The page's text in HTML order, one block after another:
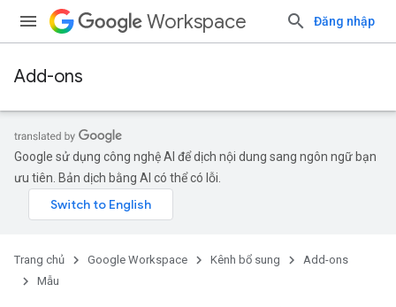
Workspace Đăng nhập
Add-ons
Google sử dụng công nghệ AI để dịch nội dung sang ngôn ngữ bạn
ưu tiên. Bản dịch bằng AI có thể có lỗi.
Trang chủ Google Workspace Kênh bổ sung
Add-ons
Mẫu